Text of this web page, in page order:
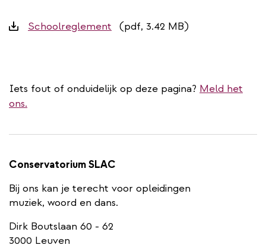
Downloads
Schoolreglement (pdf, 3.42 MB)
Iets fout of onduidelijk op deze pagina? Meld het
ons.
Conservatorium SLAC
Bij ons kan je terecht voor opleidingen
muziek, woord en dans.
Dirk Boutslaan 60 - 62
3000 Leuven